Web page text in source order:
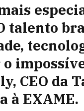
talento
CEO da
à EXAME.